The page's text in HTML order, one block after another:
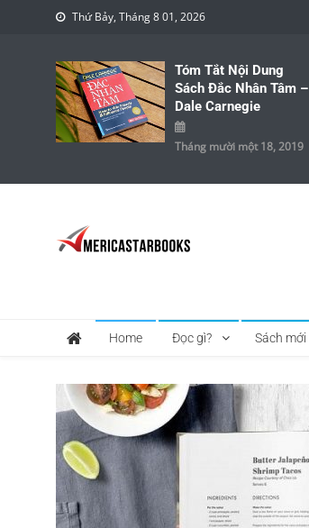
Skip to contentThứ Bảy, Tháng 8 01, 2026
Tóm Tắt Nội Dung
Sách Đắc Nhân Tâm –
Dale Carnegie
Tháng mười một 18, 2019
Home Đọc gì? Sách mới